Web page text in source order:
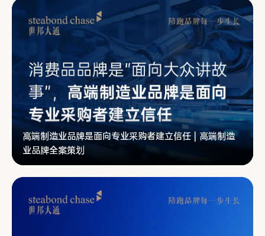
高端制造业品牌是面向专业采购者建立信任 | 高端制造
业品牌全案策划